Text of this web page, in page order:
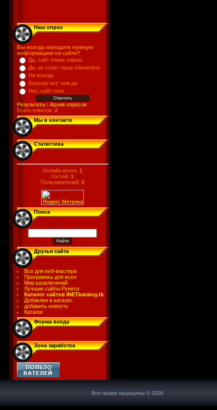
Наш опрос
Вы всегда находите нужную
информацию на сайте?
Да, сайт очень хорош
Да, но стоит чаще обновлять
Не всегда
Больше нет, чем да
Нет, сайт плох
Результаты | Архив опросов
Всего ответов: 2
Мы в контакте
Статистика
Онлайн всего: 1
Гостей: 1
Пользователей: 0
Поиск
Друзья сайта
Все для веб-мастера
Программы для всех
Мир развлечений
Лучшие сайты Рунета
Каталог сайтов INETkatalog.tk
Добавлен в каталог.
добавить новость
Каталог
Форма входа
Зона заработка
Все права защищены © 2026